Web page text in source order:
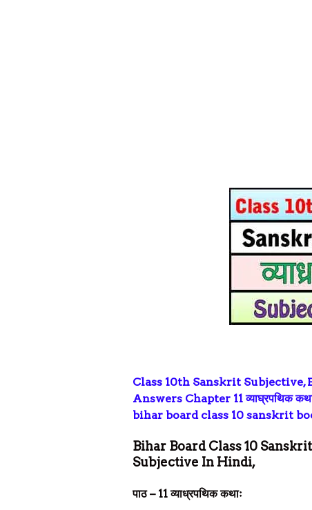
Class 10th Sanskrit Subjective,
Answers Chapter 11 व्याघ्रपथिक
bihar board class 10 sanskrit book
Bihar Board Class 10 Sanskrit
Subjective In Hindi,
पाठ – 11 व्याध्रपथिक कथाः